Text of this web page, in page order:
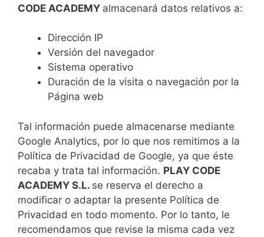
CODE ACADEMY almacenará datos relativos a:
Dirección IP
Versión del navegador
Sistema operativo
Duración de la visita o navegación por la
Página web
Tal información puede almacenarse mediante
Google Analytics, por lo que nos remitimos a la
Política de Privacidad de Google, ya que éste
recaba y trata tal información. PLAY CODE
ACADEMY S.L. se reserva el derecho a
modificar o adaptar la presente Política de
Privacidad en todo momento. Por lo tanto, le
recomendamos que revise la misma cada vez